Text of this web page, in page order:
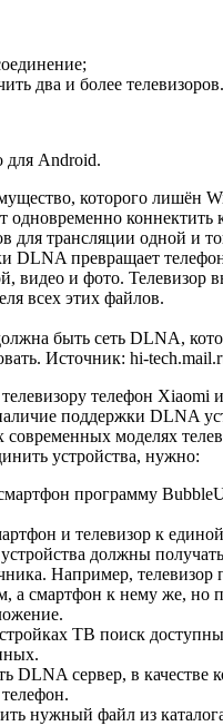
два и более телевизоров.
для Android.
которого лишён
одновременно коннектить
для трансляции одной и
DLNA превращает
видео и фото. Телевизор
всех этих файлов.
быть сеть DLNA,
Источник: hi-
телефон Xiaomi
поддержки DLNA
современных моделях
устройства, нужно:
программу
и телевизор к
устройства должны
Например, телевизор
а смартфон к нему же, но
ТВ поиск
DLNA сервер, в качестве
нужный файл из